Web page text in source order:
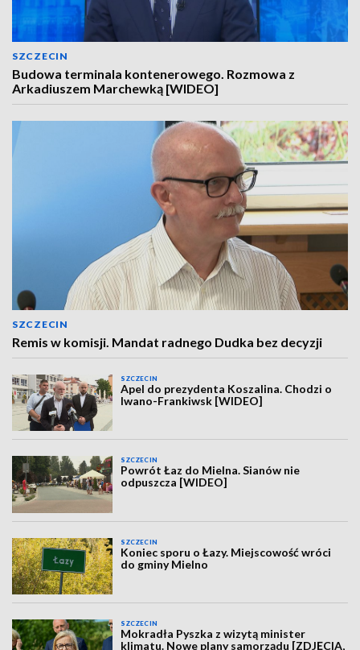
SZCZECIN
Budowa terminala kontenerowego. Rozmowa z
Arkadiuszem Marchewką [WIDEO]
SZCZECIN
Remis w komisji. Mandat radnego Dudka bez decyzji
SZCZECIN
Apel do prezydenta Koszalina. Chodzi o
Iwano-Frankiwsk [WIDEO]
SZCZECIN
Powrót Łaz do Mielna. Sianów nie
odpuszcza [WIDEO]
SZCZECIN
Koniec sporu o Łazy. Miejscowość wróci
do gminy Mielno
SZCZECIN
Mokradła Pyszka z wizytą minister
klimatu. Nowe plany samorządu [ZDJĘCIA,